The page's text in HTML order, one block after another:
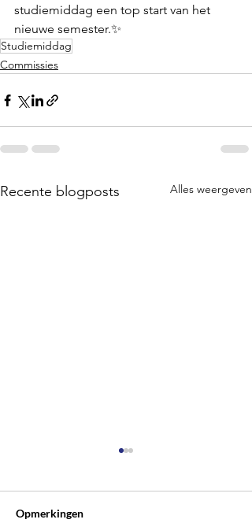
studiemiddag een top start van het
nieuwe semester.✨
Studiemiddag
Commissies
Recente blogposts Alles weergeven
Opmerkingen